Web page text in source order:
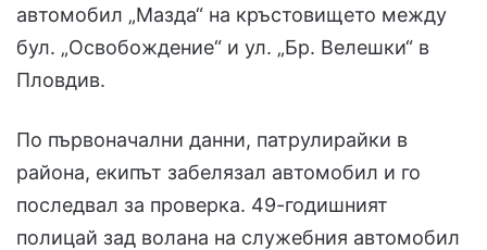
автомобил „Мазда“ на кръстовището между
бул. „Освобождение“ и ул. „Бр. Велешки“ в
Пловдив.
По първоначални данни, патрулирайки в
района, екипът забелязал автомобил и го
последвал за проверка. 49-годишният
полицай зад волана на служебния автомобил